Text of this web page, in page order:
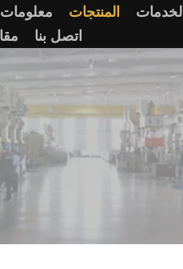
معلومات المنتجات الخدمات
اتصل بنا